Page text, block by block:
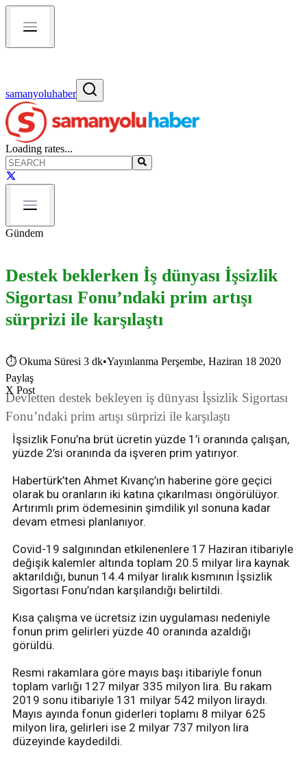
samanyoluhaber
Loading rates...
Gündem
Destek beklerken İş dünyası İşsizlik
Sigortası Fonu’ndaki prim artışı
sürprizi ile karşılaştı
⏱ Okuma Süresi 3 dk•Yayınlanma Perşembe, Haziran 18 2020
Paylaş
X Post
Devletten destek bekleyen iş dünyası İşsizlik Sigortası
Fonu’ndaki prim artışı sürprizi ile karşılaştı
İşsizlik Fonu’na brüt ücretin yüzde 1’i oranında çalışan,
yüzde 2’si oranında da işveren prim yatırıyor.
Habertürk’ten Ahmet Kıvanç’ın haberine göre geçici
olarak bu oranların iki katına çıkarılması öngörülüyor.
Artırımlı prim ödemesinin şimdilik yıl sonuna kadar
devam etmesi planlanıyor.
Covid-19 salgınından etkilenenlere 17 Haziran itibariyle
değişik kalemler altında toplam 20.5 milyar lira kaynak
aktarıldığı, bunun 14.4 milyar liralık kısmının İşsizlik
Sigortası Fonu’ndan karşılandığı belirtildi.
Kısa çalışma ve ücretsiz izin uygulaması nedeniyle
fonun prim gelirleri yüzde 40 oranında azaldığı
görüldü.
Resmi rakamlara göre mayıs başı itibariyle fonun
toplam varlığı 127 milyar 335 milyon lira. Bu rakam
2019 sonu itibariyle 131 milyar 542 milyon liraydı.
Mayıs ayında fonun giderleri toplamı 8 milyar 625
milyon lira, gelirleri ise 2 milyar 737 milyon lira
düzeyinde kaydedildi.